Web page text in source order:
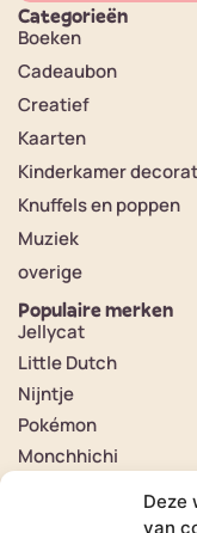
Deze
van
Categorieën
Boeken
Cadeaubon
Creatief
Kaarten
Kinderkamer
Knuffels en poppen
Muziek
overige
Populaire merken
Jellycat
Little Dutch
Nijntje
Pokémon
Monchhichi
Contact